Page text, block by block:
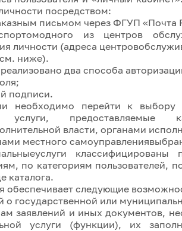
посредством:
письмом через ФГУП «Почта
из центров
личности (адреса
ниже).
два способа
подписи.
необходимо перейти к выбору
предоставляемые
власти, органами
местного
по категориям пользователей,
каталога.
обеспечивает следующие
государственной или
заявлений и иных документов,
услуги (функции), их